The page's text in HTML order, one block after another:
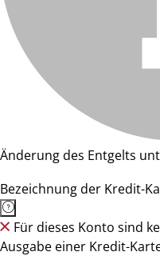
Änderung des Entgelts
Bezeichnung der Kredit-
Für dieses Konto sind
Ausgabe einer Kredit-